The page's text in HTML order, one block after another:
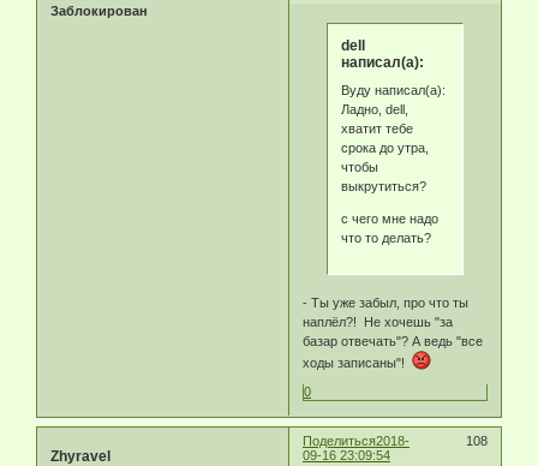
Заблокирован
dell
написал(а):
Byду написал(а):
Ладно, dell,
хватит тебе
срока до утра,
чтобы
выкрутиться?
с чего мне надо
что то делать?
- Ты уже забыл, про что ты
наплёл?! Не хочешь "за
базар отвечать"? А ведь "все
ходы записаны"!
0
Поделиться 108
2018-
09-16 23:09:54
Zhyravel